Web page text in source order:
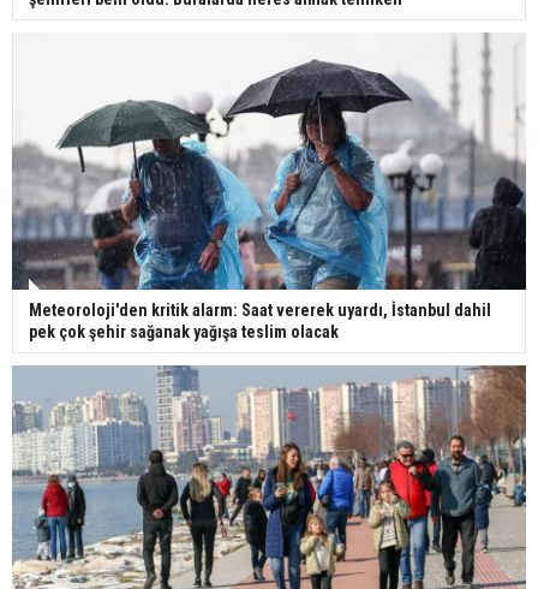
Meteoroloji'den kritik alarm: Saat vererek uyardı, İstanbul dahil
pek çok şehir sağanak yağışa teslim olacak